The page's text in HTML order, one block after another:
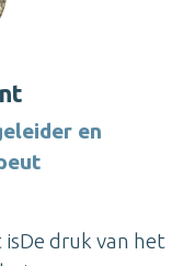
en
druk van het